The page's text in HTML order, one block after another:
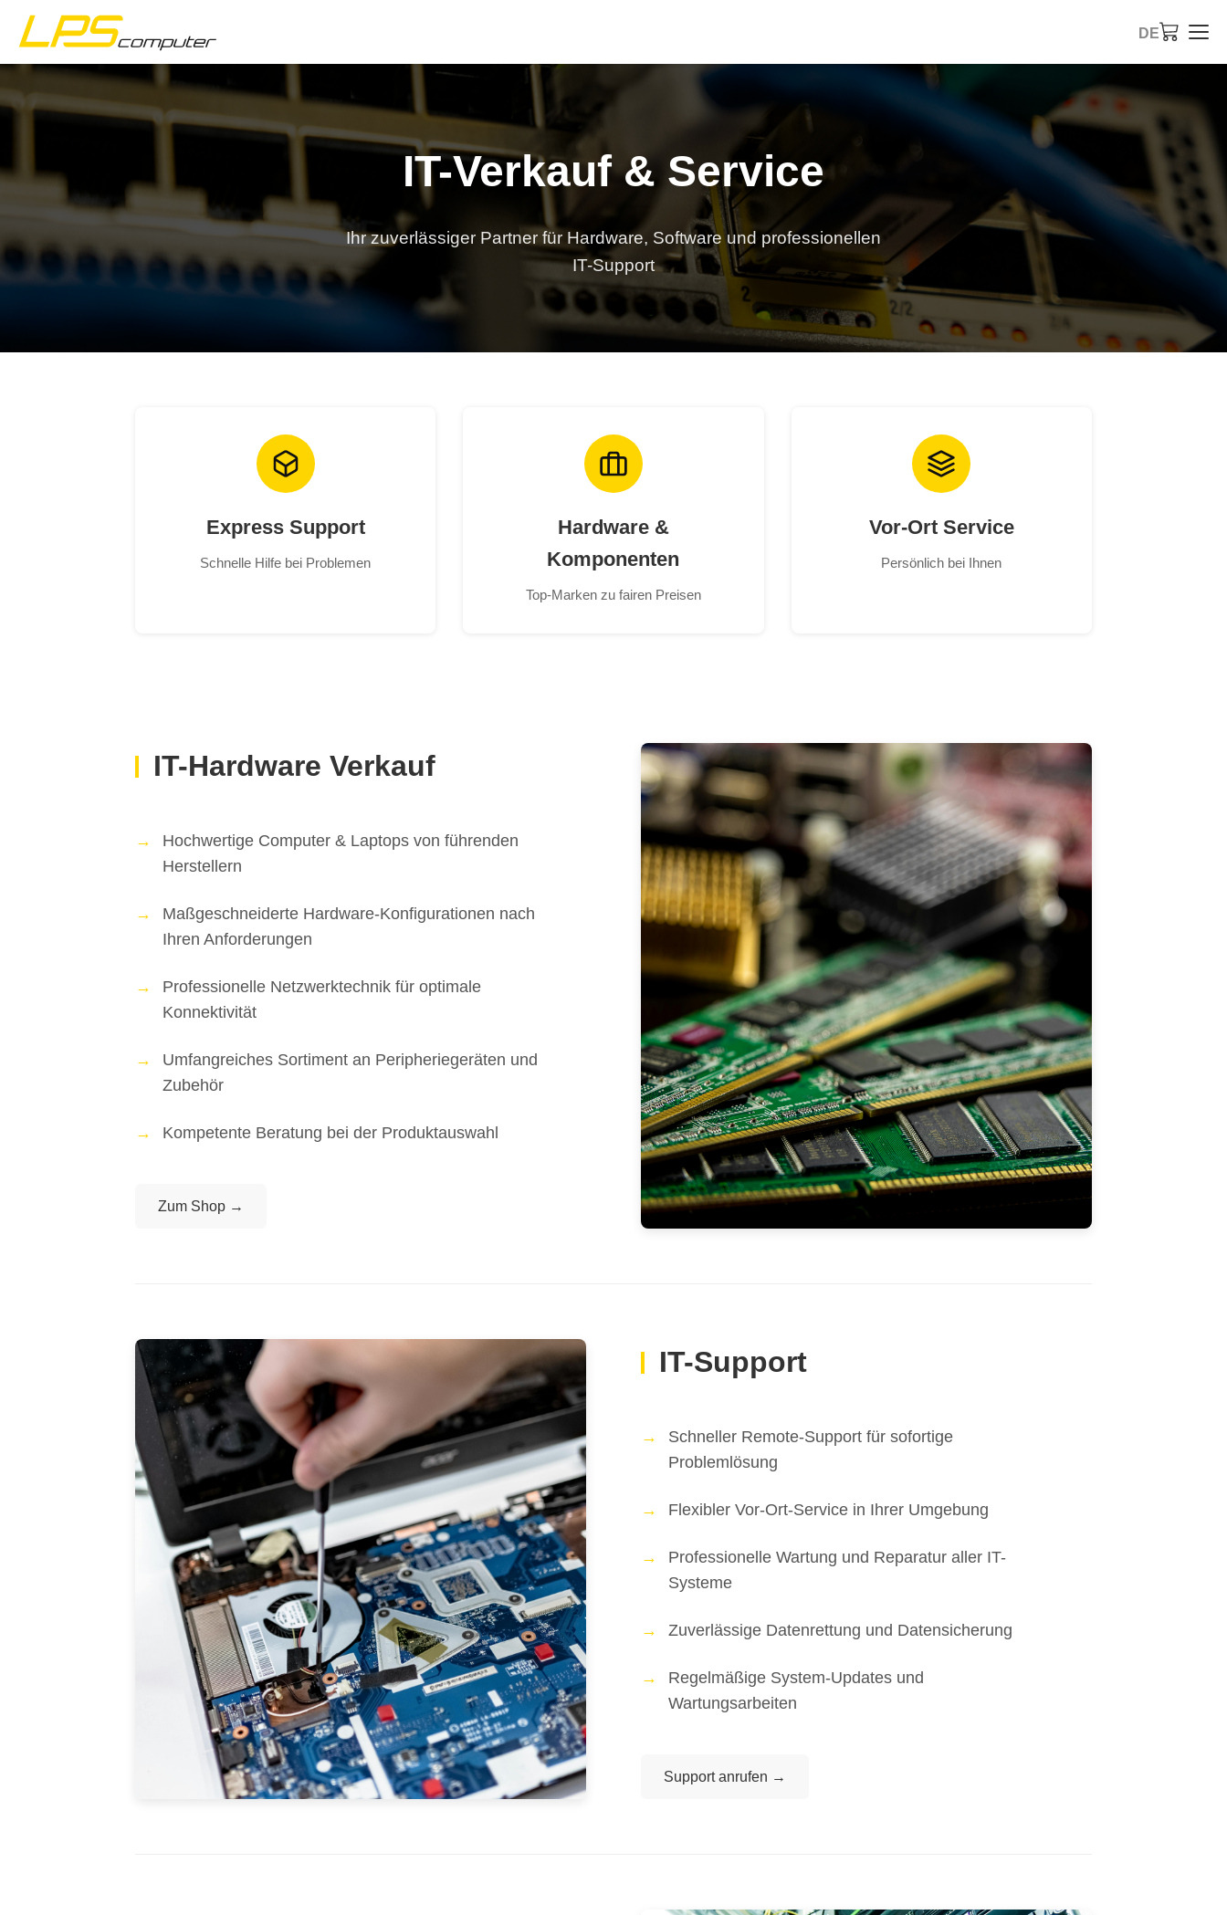
DE
Dienstleistungen
Über die Firma
IT-Verkauf & Service
Ihr zuverlässiger Partner für Hardware, Software und professionellen
IT-Support
Express Support
Schnelle Hilfe bei Problemen
Hardware &
Komponenten
Top-Marken zu fairen Preisen
Vor-Ort Service
Persönlich bei Ihnen
IT-Hardware Verkauf
Hochwertige Computer & Laptops von führenden
Herstellern
Maßgeschneiderte Hardware-Konfigurationen nach
Ihren Anforderungen
Professionelle Netzwerktechnik für optimale
Konnektivität
Umfangreiches Sortiment an Peripheriegeräten und
Zubehör
Kompetente Beratung bei der Produktauswahl
Zum Shop →
IT-Support
Schneller Remote-Support für sofortige
Problemlösung
Flexibler Vor-Ort-Service in Ihrer Umgebung
Professionelle Wartung und Reparatur aller IT-
Systeme
Zuverlässige Datenrettung und Datensicherung
Regelmäßige System-Updates und
Wartungsarbeiten
Support anrufen →